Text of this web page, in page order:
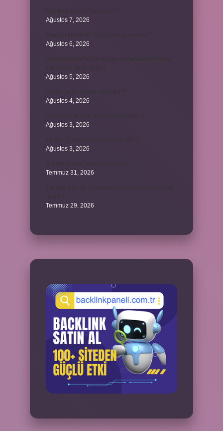
Ağustos 7, 2026
Ağustos 6, 2026
Ağustos 5, 2026
Ağustos 4, 2026
Ağustos 3, 2026
Ağustos 3, 2026
Temmuz 31, 2026
Temmuz 29, 2026